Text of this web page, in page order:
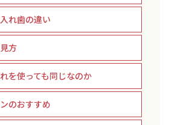
れ歯の違い
方
を使っても同じなのか
のおすすめ